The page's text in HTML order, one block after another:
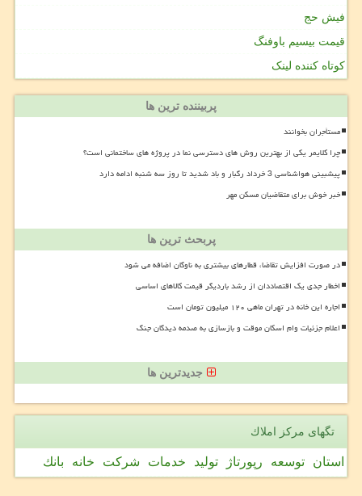
فیش حج
قیمت بیسیم باوفنگ
کوتاه کننده لینک
پربیننده ترین ها
مستأجران بخوانند
چرا کلایمر یکی از بهترین روش های دسترسی نما در پروژه های ساختمانی است؟
پیشبینی هواشناسی 3 خرداد رگبار و باد شدید تا روز سه شنبه ادامه دارد
خبر خوش برای متقاضیان مسکن مهر
پربحث ترین ها
در صورت افزایش تقاضا، قطارهای بیشتری به ناوگان اضافه می شود
اخطار جدی یک اقتصاددان از رشد باردیگر قیمت کالاهای اساسی
اجاره این خانه در تهران ماهی ۱۲۰ میلیون تومان است
اعلام جزئیات وام اسکان موقت و بازسازی به صدمه دیدگان جنگ
جدیدترین ها
تگهای مركز املاك
استان توسعه رپورتاژ تولید خدمات شركت خانه بانك